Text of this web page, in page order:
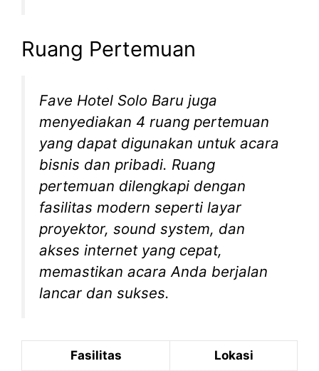
Ruang Pertemuan
Fave Hotel Solo Baru juga
menyediakan 4 ruang pertemuan
yang dapat digunakan untuk acara
bisnis dan pribadi. Ruang
pertemuan dilengkapi dengan
fasilitas modern seperti layar
proyektor, sound system, dan
akses internet yang cepat,
memastikan acara Anda berjalan
lancar dan sukses.
Fasilitas Lokasi